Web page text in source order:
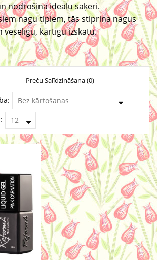
nodrošina ideālu saķeri.
nagu tipiem, tās stiprina nagus
veselīgu, kārtīgu izskatu.
Preču Salīdzināšana (0)